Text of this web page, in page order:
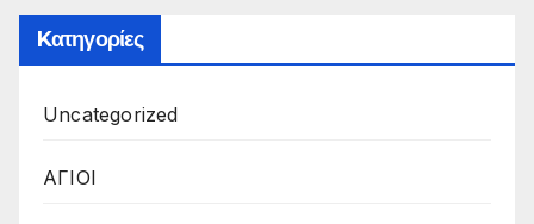
Kατηγορίες
Uncategorized
ΑΓΙΟΙ